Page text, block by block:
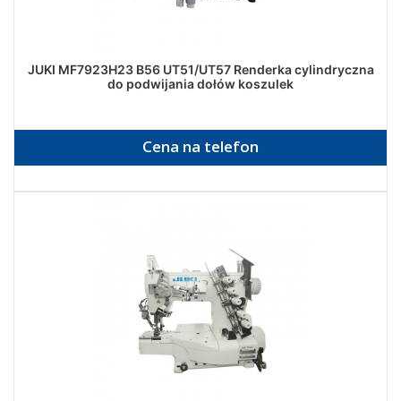
JUKI MF7923H23 B56 UT51/UT57 Renderka cylindryczna
do podwijania dołów koszulek
Cena na telefon